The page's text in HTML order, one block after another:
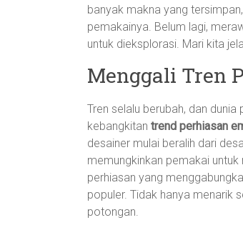
banyak makna yang
pemakainya. Belum lagi,
untuk dieksplorasi. Mari kita
Menggali Tren
Tren selalu berubah, dan
kebangkitan trend perhiasan
desainer mulai beralih dari
memungkinkan pemakai
perhiasan yang
populer. Tidak hanya menarik
potongan.